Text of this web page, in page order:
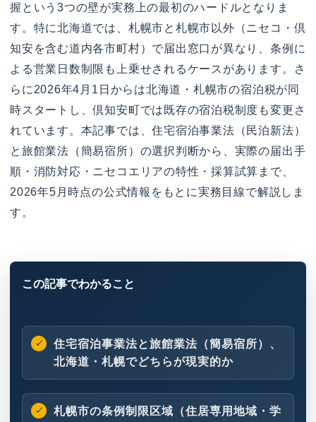
握という3つの壁が実務上の最初のハードルとなりま
す。特に北海道では、札幌市と札幌市以外（ニセコ・倶
知安を含む道内各市町村）で届出窓口が異なり、条例に
よる営業日数制限も上乗せされるケースがあります。さ
らに2026年4月1日からは北海道・札幌市の宿泊税が同
時スタートし、倶知安町では既存の宿泊税制度も変更さ
れています。本記事では、住宅宿泊事業法（民泊新法）
と旅館業法（簡易宿所）の選択判断から、実際の届出手
順・消防対応・ニセコエリアの特性・採算試算まで、
2026年5月時点の公式情報をもとに実務目線で解説しま
す。
住宅宿泊事業法と旅館業法（簡易宿所）、
北海道・札幌でどちらが現実的か
札幌市の条例制限区域（住居専用地域・学